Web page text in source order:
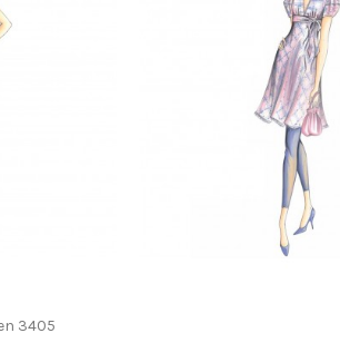
3405